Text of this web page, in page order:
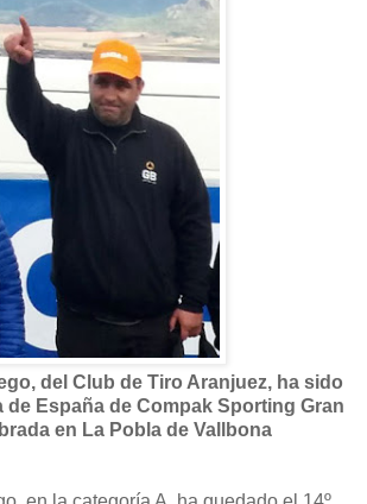
del Club de Tiro Aranjuez, ha sido
de España de Compak Sporting Gran
en La Pobla de Vallbona